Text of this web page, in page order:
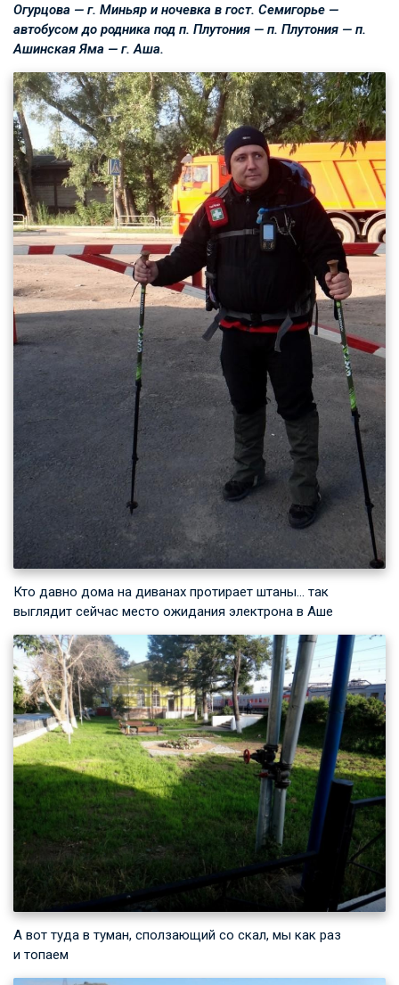
Огурцова — г. Миньяр и ночевка в гост. Семигорье —
автобусом до родника под п. Плутония — п. Плутония — п.
Ашинская Яма — г. Аша.
Кто давно дома на диванах протирает штаны… так
выглядит сейчас место ожидания электрона в Аше
А вот туда в туман, сползающий со скал, мы как раз
и топаем